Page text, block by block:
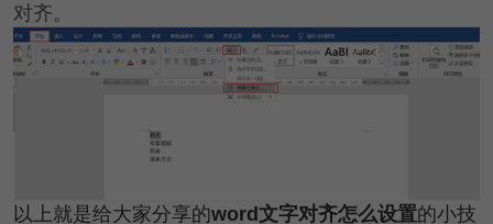
对齐。
以上就是给大家分享的word文字对齐怎么设置的小技